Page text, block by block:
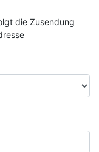
die Zusendung